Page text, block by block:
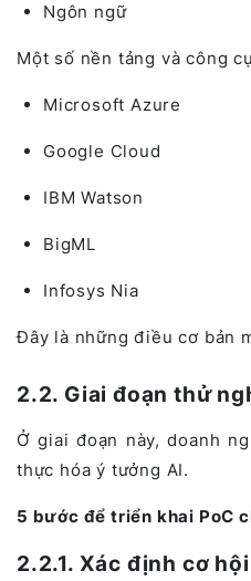
Ngôn ngữ
Một số nền tảng và công
Microsoft Azure
Google Cloud
IBM Watson
BigML
Infosys Nia
Đây là những điều cơ bản
2.2. Giai đoạn thử
Ở giai đoạn này, doanh
thực hóa ý tưởng AI.
5 bước để triển khai PoC
2.2.1. Xác định cơ hội